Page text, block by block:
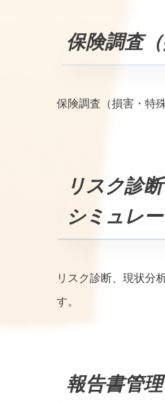
保険調査
保険調査（損害・特
リスク診
シミュレ
リスク診断、現状分
す。
報告書管理